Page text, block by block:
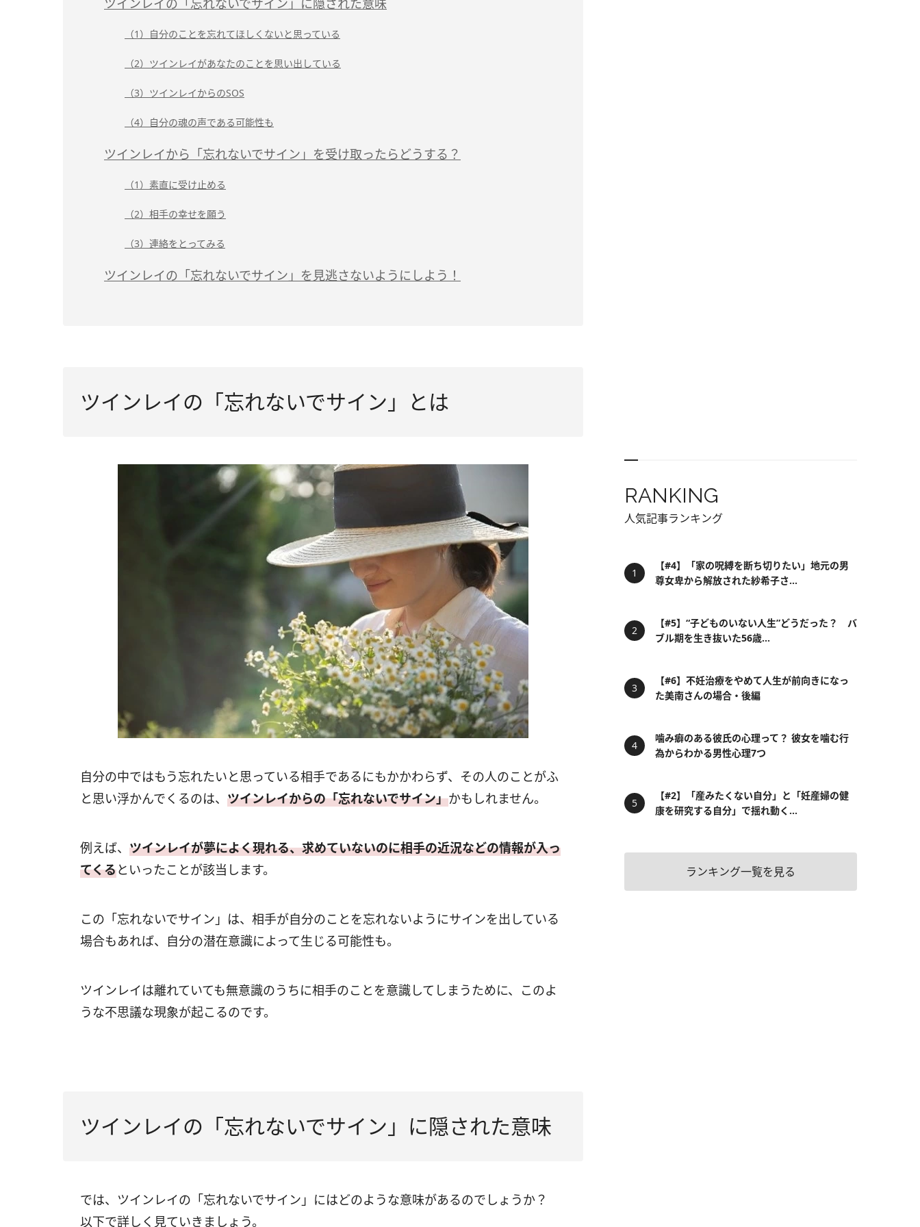
ツインレイの「忘れないでサイン」に隠された意味
（1）自分のことを忘れてほしくないと思っている
（2）ツインレイがあなたのことを思い出している
（3）ツインレイからのSOS
（4）自分の魂の声である可能性も
ツインレイから「忘れないでサイン」を受け取ったらどうする？
（1）素直に受け止める
（2）相手の幸せを願う
（3）連絡をとってみる
ツインレイの「忘れないでサイン」を見逃さないようにしよう！
ツインレイの「忘れないでサイン」とは
自分の中ではもう忘れたいと思っている相手であるにもかかわらず、その人のことがふ
と思い浮かんでくるのは、 ツインレイからの「忘れないでサイン」かもしれません。
例えば、 ツインレイが夢によく現れる、求めていないのに相手の近況などの情報が入っ
てくるといったことが該当します。
この「忘れないでサイン」は、相手が自分のことを忘れないようにサインを出している
場合もあれば、自分の潜在意識によって生じる可能性も。
ツインレイは離れていても無意識のうちに相手のことを意識してしまうために、このよ
うな不思議な現象が起こるのです。
ツインレイの「忘れないでサイン」に隠された意味
では、ツインレイの「忘れないでサイン」にはどのような意味があるのでしょうか？
以下で詳しく見ていきましょう。
RANKING
人気記事ランキング
【#4】「家の呪縛を断ち切りたい」地元の男
尊女卑から解放された紗希子さ...
【#5】“子どものいない人生”どうだった？ バ
ブル期を生き抜いた56歳...
【#6】不妊治療をやめて人生が前向きになっ
た美南さんの場合・後編
噛み癖のある彼氏の心理って？ 彼女を噛む行
為からわかる男性心理7つ
【#2】「産みたくない自分」と「妊産婦の健
康を研究する自分」で揺れ動く...
ランキング一覧を見る